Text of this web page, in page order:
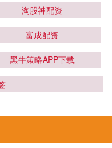
淘股神配资
富成配资
黑牛策略APP下载